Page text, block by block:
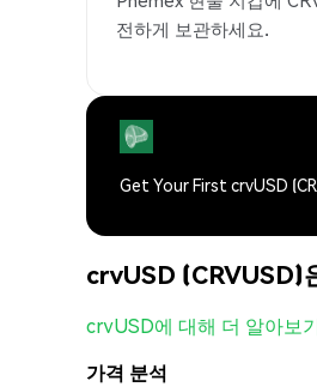
전하게 보관하세요.
Get Your First crvUSD
crvUSD (CRVUSD)
crvUSD에 대해 더 알아보
가격 분석